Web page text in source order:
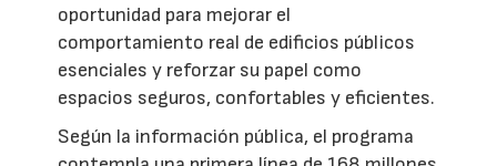
oportunidad para mejorar el
comportamiento real de edificios públicos
esenciales y reforzar su papel como
espacios seguros, confortables y eficientes.
Según la información pública, el programa